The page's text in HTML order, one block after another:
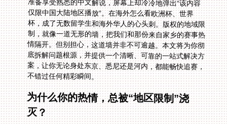
不错过任何精彩瞬间。
为什么你的热情，总被“地区限制”浇
灭？